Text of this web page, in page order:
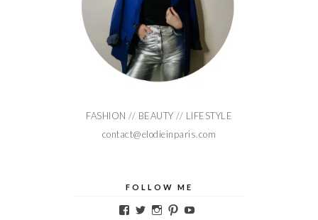
FASHION // BEAUTY // LIFESTYLE
contact@elodieinparis.com
FOLLOW ME
Voir Voir Voir Voir